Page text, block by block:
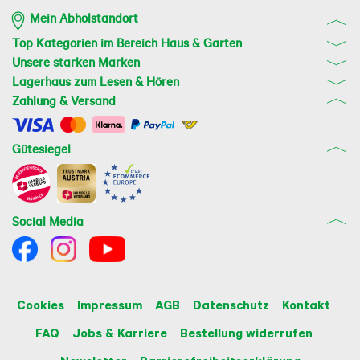
Mein Abholstandort
Top Kategorien im Bereich Haus & Garten
Unsere starken Marken
Lagerhaus zum Lesen & Hören
Zahlung & Versand
Gütesiegel
Social Media
Cookies Impressum AGB Datenschutz
Kontakt
FAQ
Jobs & Karriere
Bestellung widerrufen